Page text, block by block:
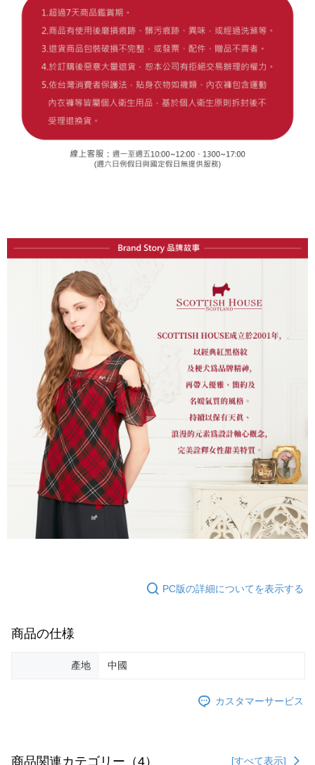
PC版の詳細についてを表示する
商品の仕様
產地 中國
カスタマーサービス
商品関連カテゴリー（4） [すべて表示]